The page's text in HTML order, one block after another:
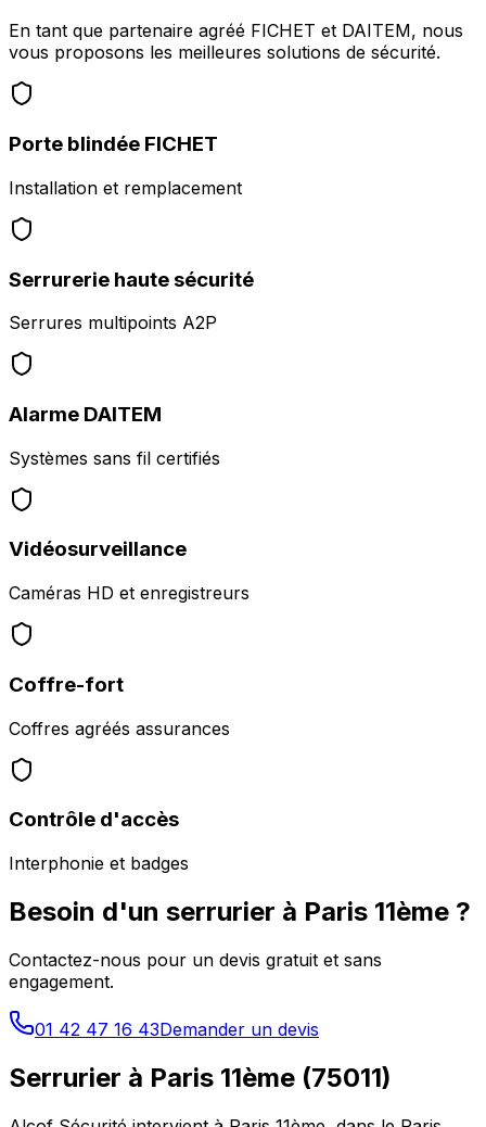
En tant que partenaire agréé FICHET et DAITEM, nous
vous proposons les meilleures solutions de sécurité.
Porte blindée FICHET
Installation et remplacement
Serrurerie haute sécurité
Serrures multipoints A2P
Alarme DAITEM
Systèmes sans fil certifiés
Vidéosurveillance
Caméras HD et enregistreurs
Coffre-fort
Coffres agréés assurances
Contrôle d'accès
Interphonie et badges
Besoin d'un serrurier à Paris 11ème ?
Contactez-nous pour un devis gratuit et sans
engagement.
01 42 47 16 43Demander un devis
Serrurier à Paris 11ème (75011)